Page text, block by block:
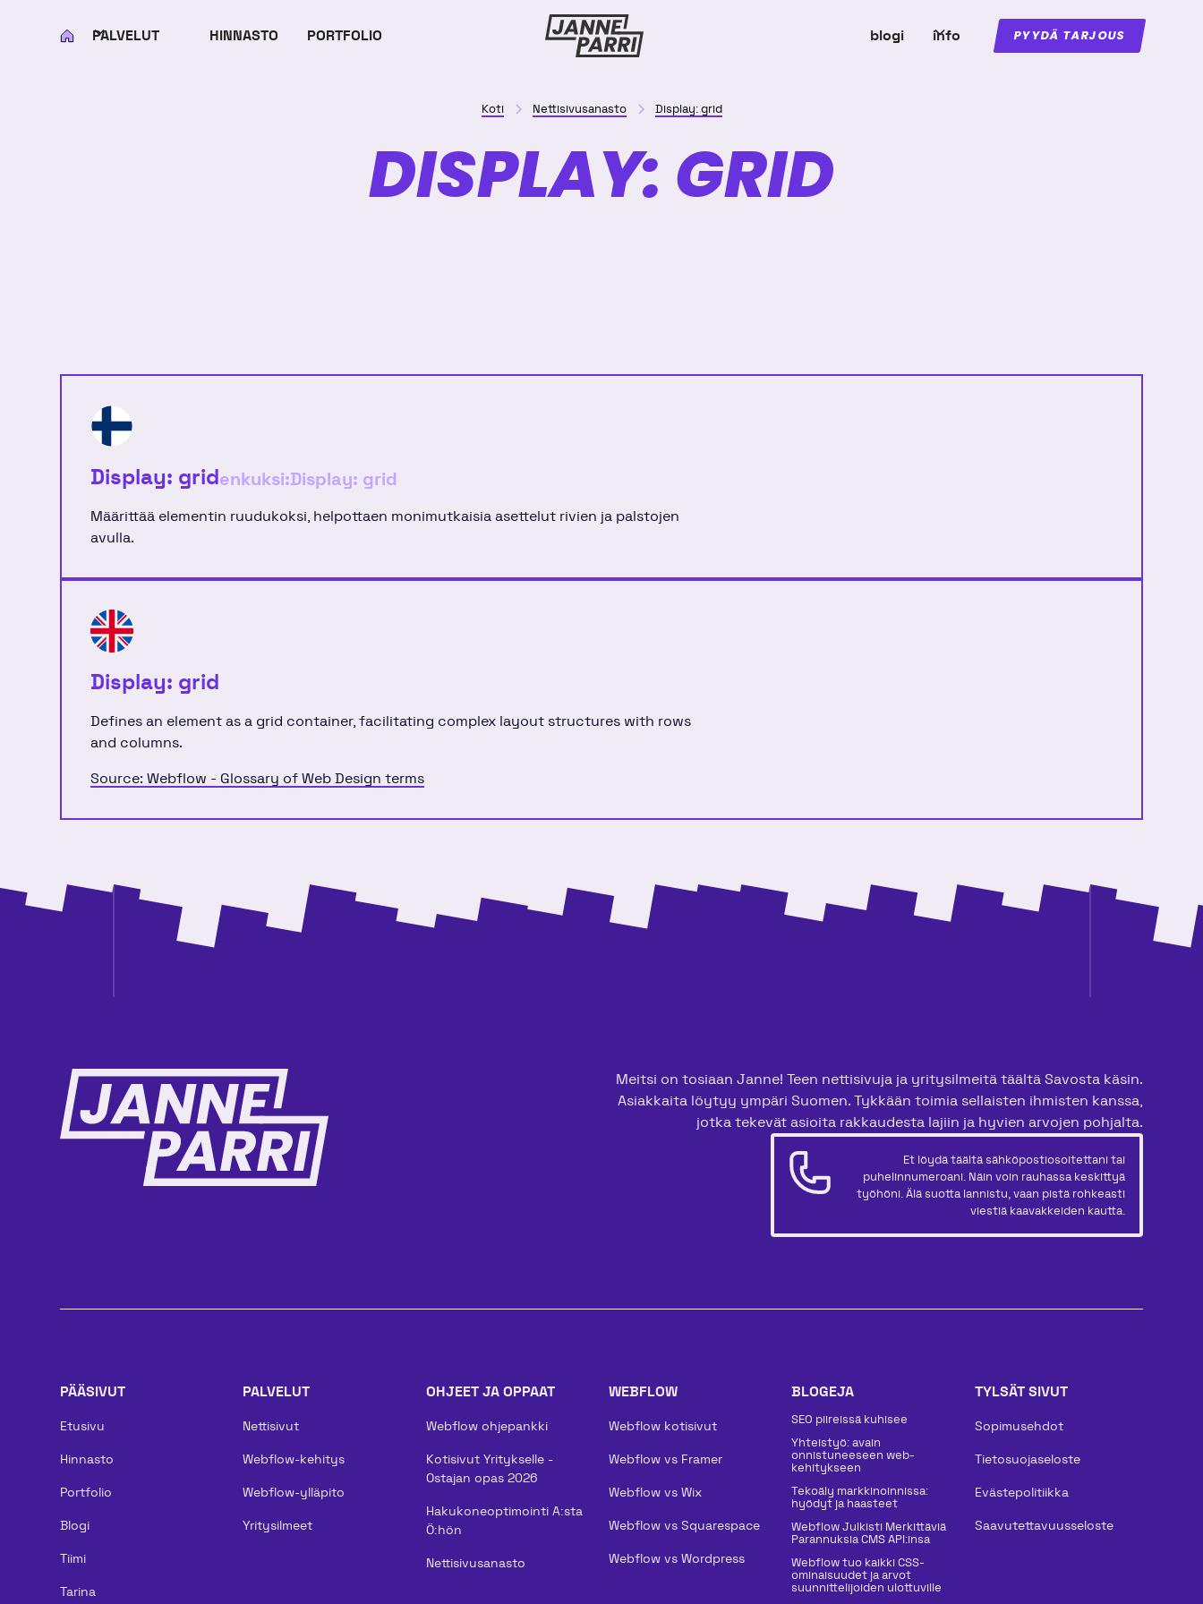
PALVELUT HINNASTO
PORTFOLIO
blogi info PYYDÄ TARJOUS
Koti Nettisivusanasto Display: grid
DISPLAY: GRID
Display: gridenkuksi:Display: grid
Määrittää elementin ruudukoksi, helpottaen monimutkaisia ​​asettelut rivien ja palstojen
avulla.
Display: grid
Defines an element as a grid container, facilitating complex layout structures with rows
and columns.
Source: Webflow - Glossary of Web Design terms
Meitsi on tosiaan Janne! Teen nettisivuja ja yritysilmeitä täältä Savosta käsin.
Asiakkaita löytyy ympäri Suomen. Tykkään toimia sellaisten ihmisten kanssa,
jotka tekevät asioita rakkaudesta lajiin ja hyvien arvojen pohjalta.
Et löydä täältä sähköpostiosoitettani tai
puhelinnumeroani. Näin voin rauhassa keskittyä
työhöni. Älä suotta lannistu, vaan pistä rohkeasti
viestiä kaavakkeiden kautta.
PÄÄSIVUT
Etusivu
Hinnasto
Portfolio
Blogi
Tiimi
Tarina
PALVELUT
Nettisivut
Webflow-kehitys
Webflow-ylläpito
Yritysilmeet
OHJEET JA OPPAAT
Webflow ohjepankki
Kotisivut Yritykselle -
Ostajan opas 2026
Hakukoneoptimointi A:sta
Ö:hön
Nettisivusanasto
WEBFLOW
Webflow kotisivut
Webflow vs Framer
Webflow vs Wix
Webflow vs Squarespace
Webflow vs Wordpress
BLOGEJA
SEO piireissä kuhisee
Yhteistyö: avain
onnistuneeseen web-
kehitykseen
Tekoäly markkinoinnissa:
hyödyt ja haasteet
Webflow Julkisti Merkittäviä
Parannuksia CMS API:insa
Webflow tuo kaikki CSS-
ominaisuudet ja arvot
suunnittelijoiden ulottuville
TYLSÄT SIVUT
Sopimusehdot
Tietosuojaseloste
Evästepolitiikka
Saavutettavuusseloste